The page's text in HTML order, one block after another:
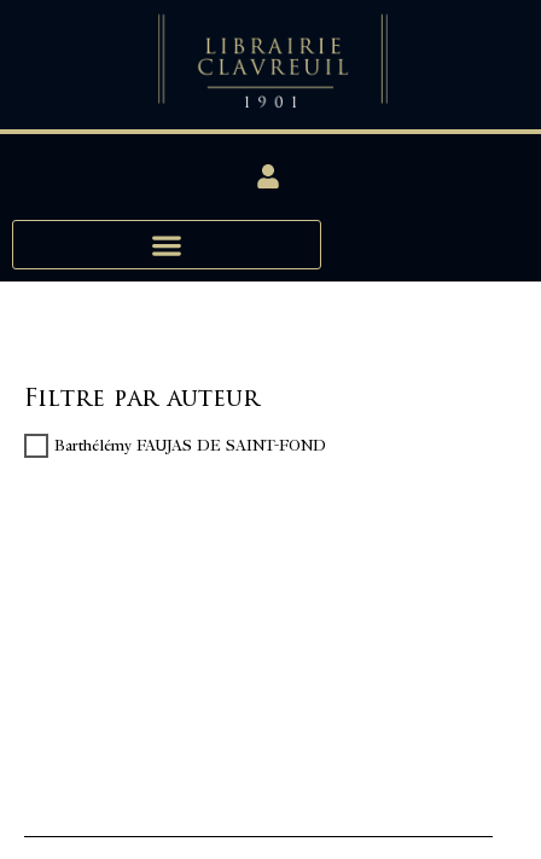
Filtre par auteur
Barthélémy FAUJAS DE SAINT-FOND